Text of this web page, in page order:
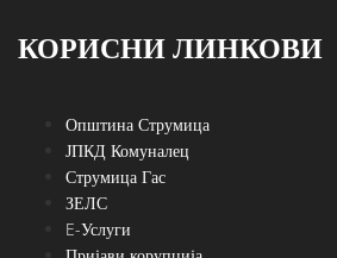
КОРИСНИ ЛИНКОВИ
Општина Струмица
ЈПКД Комуналец
Струмица Гас
ЗЕЛС
E-Услуги